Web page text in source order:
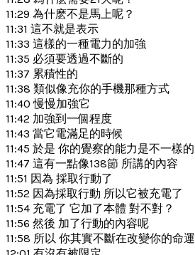
11:29 為什麽不是馬上呢？
11:31 這不就是表示
11:33 這樣的一種電力的加強
11:35 必須要透過不斷的
11:37 累積性的
11:38 類似像充你的手機那種方式
11:40 慢慢加強它
11:42 加強到一個程度
11:43 當它電滿足的時候
11:45 於是 你的覺察的能力是不一樣的
11:47 這有一點像138節 所講的內容
11:51 因為 採取行動了
11:52 因為採取行動 所以它被充電了
11:54 充電了 它加了本體 對不對？
11:56 然後 加了行動的內容呢
11:58 所以 你其實不斷在改變你的命運